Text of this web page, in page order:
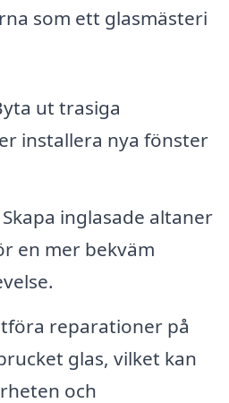
som ett glasmästeri
ut trasiga
installera nya fönster
Skapa inglasade altaner
en mer bekväm
reparationer på
glas, vilket kan
och